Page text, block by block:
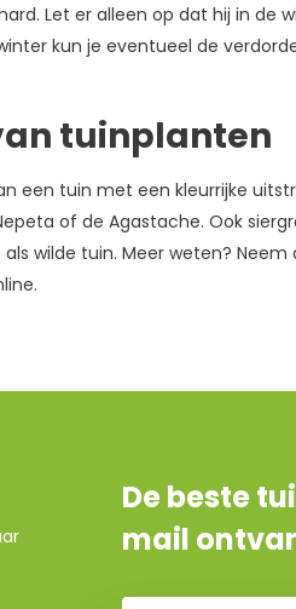
Let er alleen op dat hij in de
kun je eventueel de
tuinplanten
een tuin met een kleurrijke
of de Agastache. Ook
wilde tuin. Meer weten?
De beste
mail